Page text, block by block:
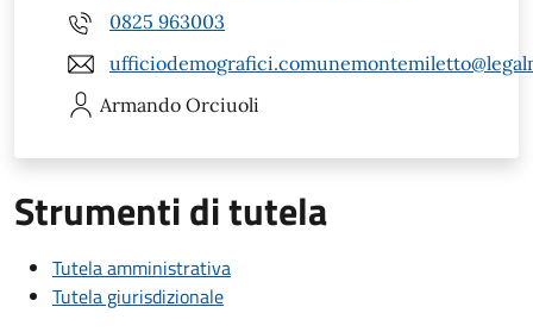
0825 963003
Armando Orciuoli
Strumenti di tutela
Tutela amministrativa
Tutela giurisdizionale